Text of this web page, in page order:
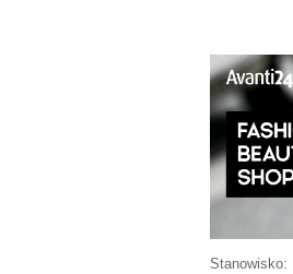
Stanowisko: